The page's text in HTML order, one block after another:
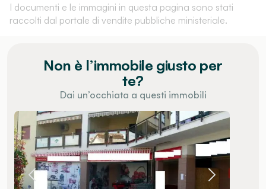
I documenti e le immagini in questa pagina sono stati
raccolti dal portale di vendite pubbliche ministeriale.
Non è l’immobile giusto per
te?
Dai un’occhiata a questi immobili